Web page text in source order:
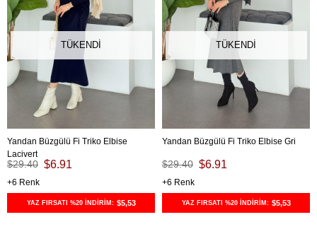
TÜKENDI
Yandan Büzgülü Fi Triko Elbise
Lacivert
$6.91
$29.40
6
YAZ FIRSATI %20 İNDİRİM: $5,53
TÜKENDI
Yandan Büzgülü Fi Triko Elbise Gri
$6.91
$29.40
6
YAZ FIRSATI %20 İNDİRİM: $5,53